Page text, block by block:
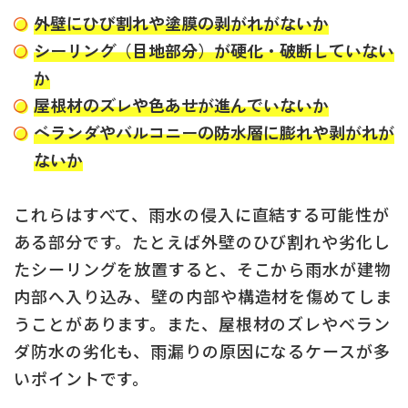
外壁にひび割れや塗膜の剥がれがないか
シーリング（目地部分）が硬化・破断していない
か
屋根材のズレや色あせが進んでいないか
ベランダやバルコニーの防水層に膨れや剥がれが
ないか
これらはすべて、雨水の侵入に直結する可能性が
ある部分です。たとえば外壁のひび割れや劣化し
たシーリングを放置すると、そこから雨水が建物
内部へ入り込み、壁の内部や構造材を傷めてしま
うことがあります。また、屋根材のズレやベラン
ダ防水の劣化も、雨漏りの原因になるケースが多
いポイントです。